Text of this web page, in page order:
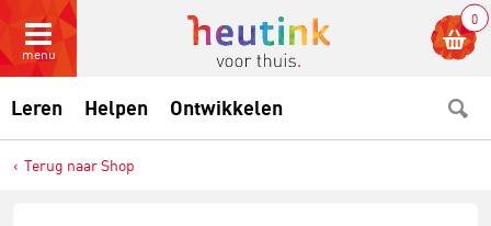
menu
0
Leren Helpen Ontwikkelen
Terug naar Shop